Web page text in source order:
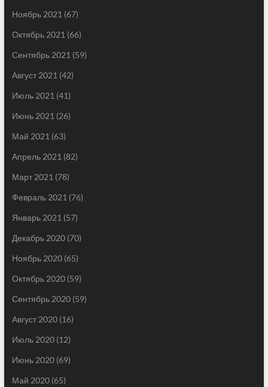
Ноябрь 2021 (67)
Октябрь 2021 (66)
Сентябрь 2021 (59)
Август 2021 (42)
Июль 2021 (41)
Июнь 2021 (26)
Май 2021 (63)
Апрель 2021 (82)
Март 2021 (78)
Февраль 2021 (76)
Январь 2021 (57)
Декабрь 2020(70)
Ноябрь 2020(65)
Октябрь 2020(59)
Сентябрь 2020(59)
Август 2020(16)
Июль 2020(12)
Июнь 2020(69)
Май 2020(65)